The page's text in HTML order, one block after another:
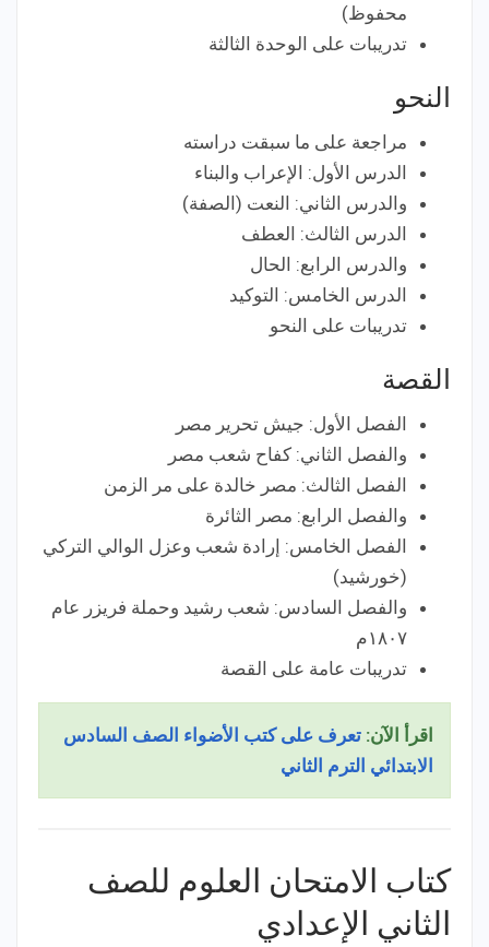
محفوظ)
تدريبات على الوحدة الثالثة
النحو
مراجعة على ما سبقت دراسته
الدرس الأول: الإعراب والبناء
والدرس الثاني: النعت (الصفة)
الدرس الثالث: العطف
والدرس الرابع: الحال
الدرس الخامس: التوكيد
تدريبات على النحو
القصة
الفصل الأول: جيش تحرير مصر
والفصل الثاني: كفاح شعب مصر
الفصل الثالث: مصر خالدة على مر الزمن
والفصل الرابع: مصر الثائرة
الفصل الخامس: إرادة شعب وعزل الوالي التركي
(خورشيد)
والفصل السادس: شعب رشيد وحملة فريزر عام
١٨٠٧م
تدريبات عامة على القصة
اقرأ الآن: تعرف على كتب الأضواء الصف السادس
الابتدائي الترم الثاني
كتاب الامتحان العلوم للصف
الثاني الإعدادي